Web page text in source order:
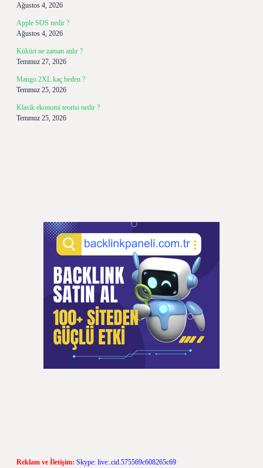
Ağustos 4, 2026
Apple SOS nedir ?
Ağustos 4, 2026
Kükürt ne zaman atılır ?
Temmuz 27, 2026
Mango 2XL kaç beden ?
Temmuz 25, 2026
Klasik ekonomi teorisi nedir ?
Temmuz 25, 2026
Reklam ve İletişim: Skype: live:.cid.575569c608265c69